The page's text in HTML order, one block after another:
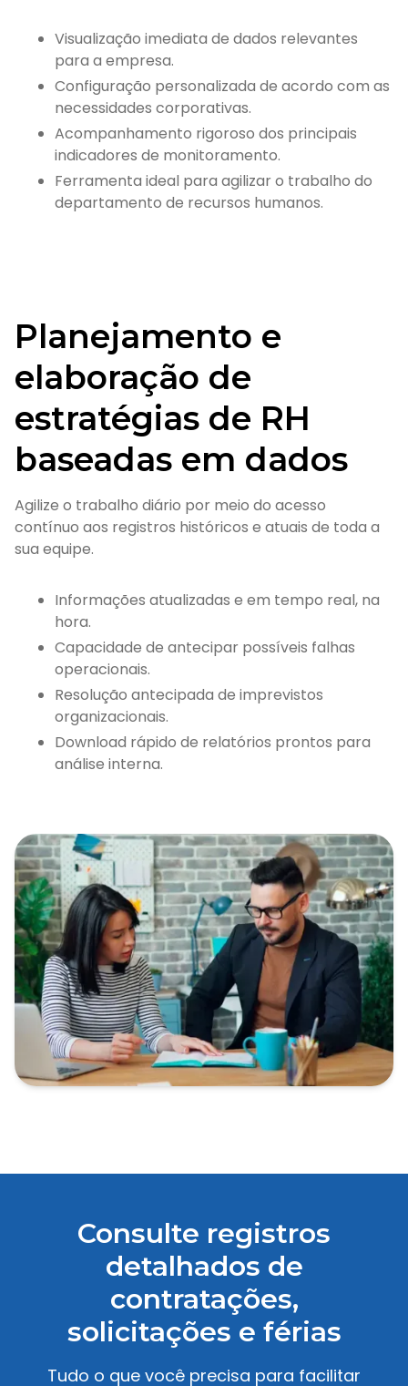
Visualização imediata de dados relevantes
para a empresa.
Configuração personalizada de acordo com as
necessidades corporativas.
Acompanhamento rigoroso dos principais
indicadores de monitoramento.
Ferramenta ideal para agilizar o trabalho do
departamento de recursos humanos.
Planejamento e
elaboração de
estratégias de RH
baseadas em dados
Agilize o trabalho diário por meio do acesso
contínuo aos registros históricos e atuais de toda a
sua equipe.
Informações atualizadas e em tempo real, na
hora.
Capacidade de antecipar possíveis falhas
operacionais.
Resolução antecipada de imprevistos
organizacionais.
Download rápido de relatórios prontos para
análise interna.
Consulte registros
detalhados de
contratações,
solicitações e férias
Tudo o que você precisa para facilitar